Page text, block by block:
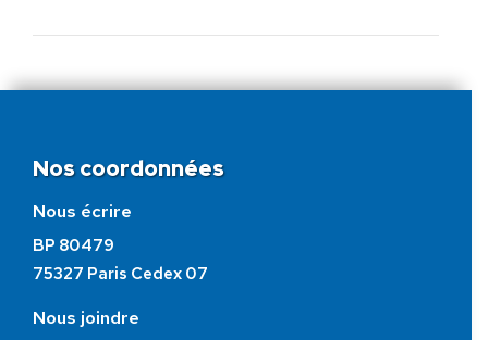
Nos coordonnées
Nous écrire
BP 80479
75327 Paris Cedex 07
Nous joindre